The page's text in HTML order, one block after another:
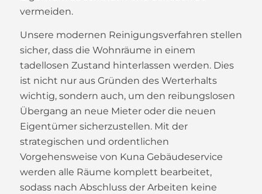
vermeiden.
Unsere modernen Reinigungsverfahren stellen
sicher, dass die Wohnräume in einem
tadellosen Zustand hinterlassen werden. Dies
ist nicht nur aus Gründen des Werterhalts
wichtig, sondern auch, um den reibungslosen
Übergang an neue Mieter oder die neuen
Eigentümer sicherzustellen. Mit der
strategischen und ordentlichen
Vorgehensweise von Kuna Gebäudeservice
werden alle Räume komplett bearbeitet,
sodass nach Abschluss der Arbeiten keine